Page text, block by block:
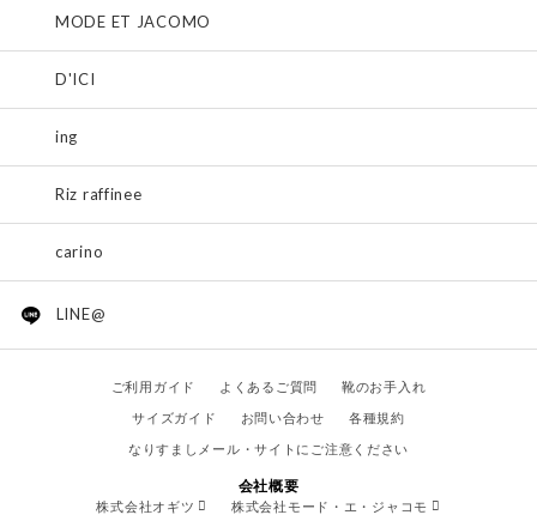
MODE ET JACOMO
D'ICI
ing
Riz raffinee
carino
LINE@
ご利用ガイド よくあるご質問
靴のお手入れ
サイズガイド
お問い合わせ
各種規約
なりすましメール・サイトにご注意ください
会社概要
株式会社オギツ 株式会社モード・エ・ジャコモ